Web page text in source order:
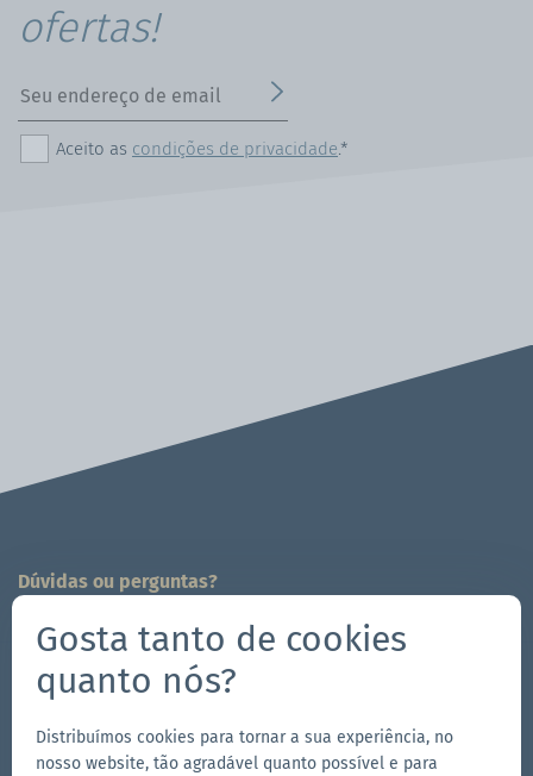
ofertas!
Aceito as condições de privacidade .*
Dúvidas ou perguntas?
704-312-1600
es@zingerle.group
Gosta tanto de cookies
quanto nós?
Distribuímos cookies para tornar a sua experiência, no
nosso website, tão agradável quanto possível e para